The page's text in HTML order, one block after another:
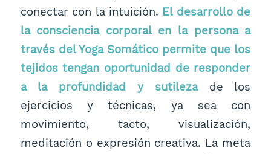
conectar con la intuición. El desarrollo de
la consciencia corporal en la persona a
través del Yoga Somático permite que los
tejidos tengan oportunidad de responder
a la profundidad y sutileza de los
ejercicios y técnicas, ya sea con
movimiento, tacto, visualización,
meditación o expresión creativa. La meta